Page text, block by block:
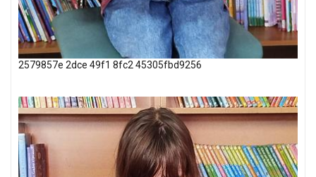
2579857e 2dce 49f1 8fc2 45305fbd9256